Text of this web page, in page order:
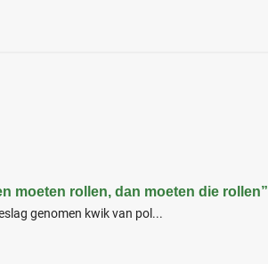
moeten rollen, dan moeten die rollen”
genomen kwik van pol...